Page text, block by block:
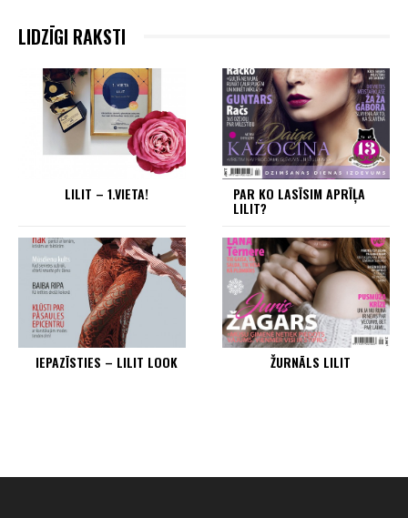
LIDZĪGI RAKSTI
LILIT – 1.VIETA! PAR KO LASĪSIM APRĪĻA
LILIT?
IEPAZĪSTIES – LILIT LOOK ŽURNĀLS LILIT